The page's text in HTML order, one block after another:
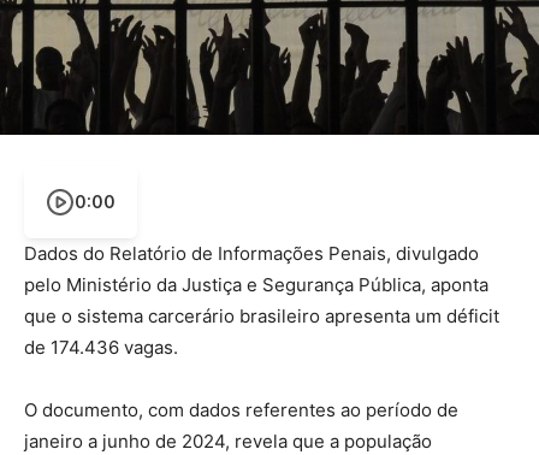
0:00
Dados do Relatório de Informações Penais, divulgado
pelo Ministério da Justiça e Segurança Pública, aponta
que o sistema carcerário brasileiro apresenta um déficit
de 174.436 vagas.
O documento, com dados referentes ao período de
janeiro a junho de 2024, revela que a população